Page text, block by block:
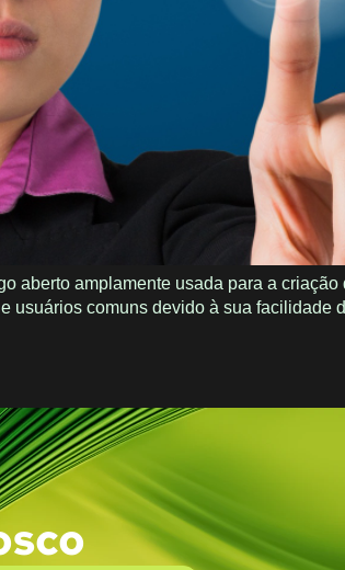
aberto amplamente usada para a
comuns devido à sua